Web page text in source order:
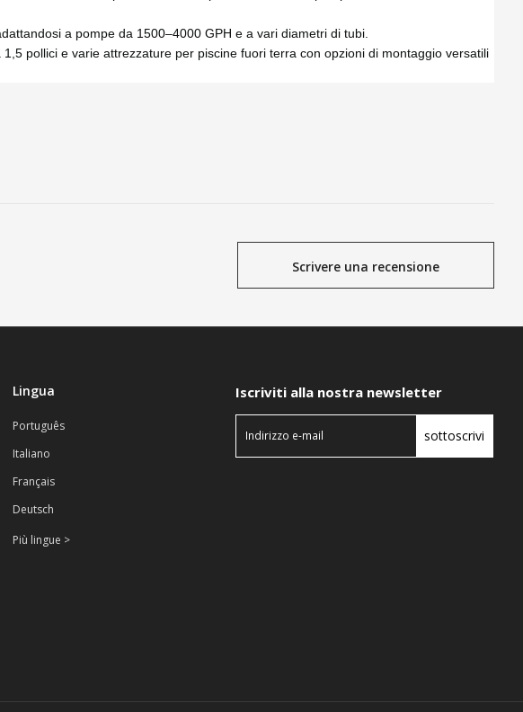
a pompe da 1500–4000 GPH e a vari diametri di tubi.
pollici e varie attrezzature per piscine fuori terra con opzioni di montaggio versatili
Scrivere una recensione
Lingua
Português
Italiano
Français
Deutsch
Più lingue >
Iscriviti alla nostra newsletter
sottoscrivi